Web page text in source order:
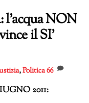
NON
il SI’
,Politica66
2011: